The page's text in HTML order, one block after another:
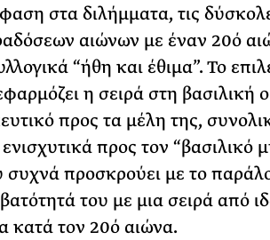
στα διλήμματα, τις
αιώνων με έναν 20ό
“ήθη και έθιμα”. Το
η σειρά στη βασιλική
προς τα μέλη της,
προς τον “βασιλικό
συχνά προσκρούει με το
του με μια σειρά από
κατά τον 20ό αιώνα.